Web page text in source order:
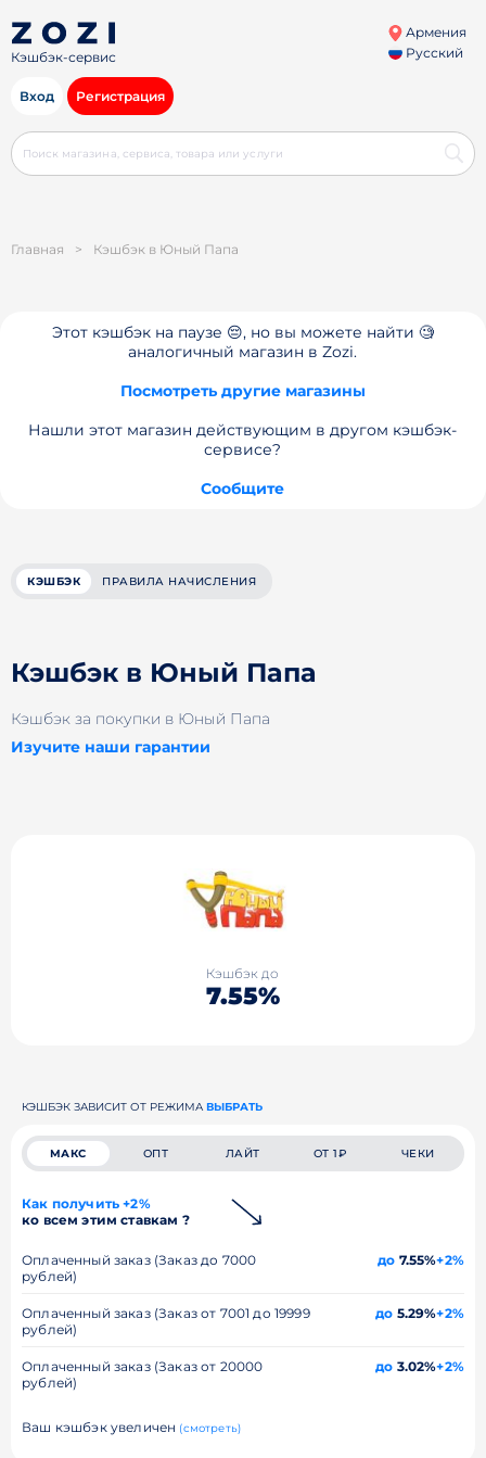
Кэшбэк-сервис
Армения
Русский
Вход Регистрация
Главная > Кэшбэк в Юный Папа
Этот кэшбэк на паузе 😔, но вы можете найти 🧐
аналогичный магазин в Zozi.
Посмотреть другие магазины
Нашли этот магазин действующим в другом кэшбэк-
сервисе?
Сообщите
КЭШБЭК ПРАВИЛА НАЧИСЛЕНИЯ
Кэшбэк в Юный Папа
Кэшбэк за покупки в Юный Папа
Изучите наши гарантии
Кэшбэк до
7.55%
КЭШБЭК ЗАВИСИТ ОТ РЕЖИМА ВЫБРАТЬ
МАКС ОПТ ЛАЙТ ОТ 1₽ ЧЕКИ
Как получить +2%
ко всем этим ставкам ?
Оплаченный заказ (Заказ до 7000
рублей)
до 7.55%+2%
Оплаченный заказ (Заказ от 7001 до 19999
рублей)
до 5.29%+2%
Оплаченный заказ (Заказ от 20000
рублей)
до 3.02%+2%
Ваш кэшбэк увеличен (смотреть)